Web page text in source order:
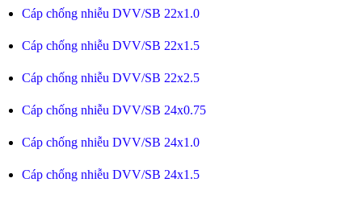
Cáp chống nhiễu DVV/SB 22x1.0
Cáp chống nhiễu DVV/SB 22x1.5
Cáp chống nhiễu DVV/SB 22x2.5
Cáp chống nhiễu DVV/SB 24x0.75
Cáp chống nhiễu DVV/SB 24x1.0
Cáp chống nhiễu DVV/SB 24x1.5